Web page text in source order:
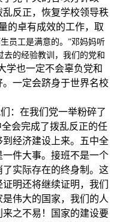
反正，恢复学校领导秩
的卓有成效的工作，取
员工是满意的。”邓妈妈听
去的经验教训，我们的党和
学也一定不会辜负党和
一定会跻身于世界名校
：在我们党一举粉碎了
会完成了拨乱反正的任
经济建设上来。五中全
件大事。接班不是一个
实际存在的终身制。这
明还将继续证明，我们
伟大的国家，我们的人
之不易！国家的建设要